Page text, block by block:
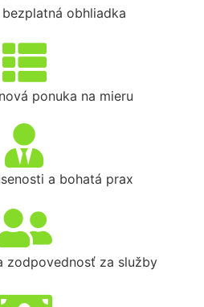
obhliadka
ponuka na mieru
a bohatá prax
zodpovednosť za služby